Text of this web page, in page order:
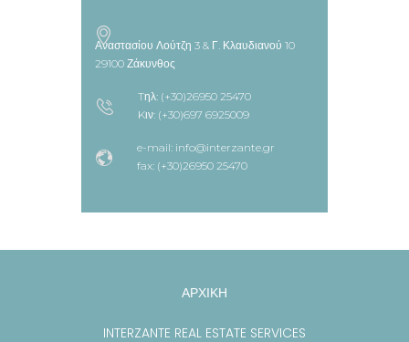
Αναστασίου Λούτζη 3 & Γ. Κλαυδιανού 10
29100 Ζάκυνθος
Tηλ: (+30)26950 25470
Kιν: (+30)697 6925009
e-mail: info@interzante.gr
fax: (+30)26950 25470
ΑΡΧΙΚΗ
INTERZANTE REAL ESTATE SERVICES